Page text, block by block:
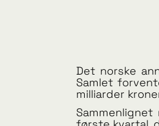
Det norske
Samlet
milliarder